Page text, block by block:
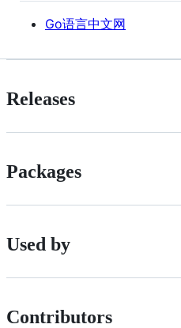
Go语言中文网
Releases
Packages
Used by
Contributors